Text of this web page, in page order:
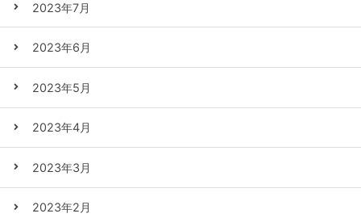
2023年7月
2023年6月
2023年5月
2023年4月
2023年3月
2023年2月